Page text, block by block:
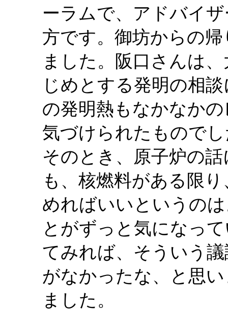
ーラムで、アドバイ
方です。御坊からの
ました。阪口さんは
じめとする発明の相
の発明熱もなかなか
気づけられたもので
そのとき、原子炉の
も、核燃料がある限
めればいいというの
とがずっと気になっ
てみれば、そういう
がなかったな、と思
ました。